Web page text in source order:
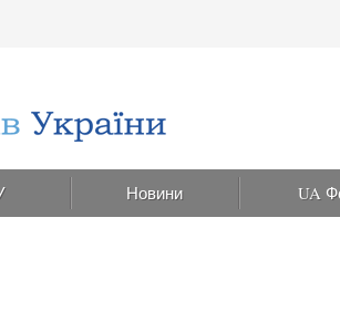
Новини UA